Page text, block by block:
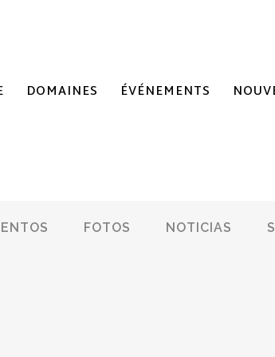
DOMAINES ÉVÉNEMENTS
FOTOS NOTICIAS